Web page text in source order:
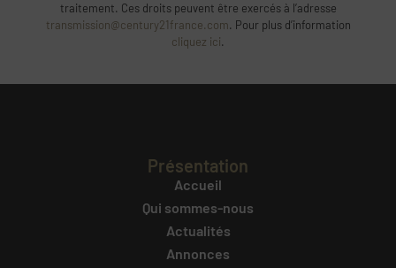
traitement. Ces droits peuvent être exercés à l’adresse
transmission@century21france.com. Pour plus d’information
cliquez ici.
Présentation
Accueil
Qui sommes-nous
Actualités
Annonces